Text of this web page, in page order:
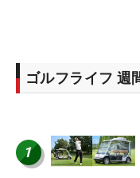
ゴルフライフ 週
1